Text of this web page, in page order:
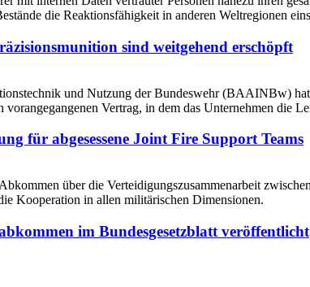
sind weitgehend erschöpft
für abgesessene Joint Fire Support Teams
im Bundesgesetzblatt veröffentlicht